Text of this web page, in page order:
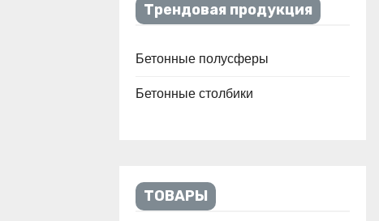
Трендовая продукция
Бетонные полусферы
Бетонные столбики
ТОВАРЫ